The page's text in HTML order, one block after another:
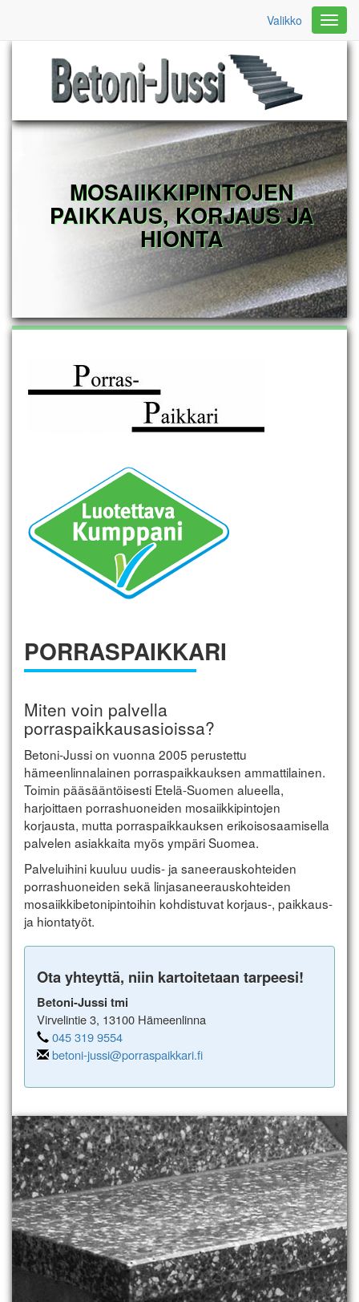
Valikko
MOSAIIKKIPINTOJEN
PAIKKAUS, KORJAUS JA
HIONTA
PORRASPAIKKARI
Miten voin palvella
porraspaikkausasioissa?
Betoni-Jussi on vuonna 2005 perustettu
hämeenlinnalainen porraspaikkauksen ammattilainen.
Toimin pääsääntöisesti Etelä-Suomen alueella,
harjoittaen porrashuoneiden mosaiikkipintojen
korjausta, mutta porraspaikkauksen erikoisosaamisella
palvelen asiakkaita myös ympäri Suomea.
Palveluihini kuuluu uudis- ja saneerauskohteiden
porrashuoneiden sekä linjasaneerauskohteiden
mosaiikkibetonipintoihin kohdistuvat korjaus-, paikkaus-
ja hiontatyöt.
Ota yhteyttä, niin kartoitetaan tarpeesi!
Betoni-Jussi tmi
Virvelintie 3, 13100 Hämeenlinna
045 319 9554
betoni-jussi@porraspaikkari.fi